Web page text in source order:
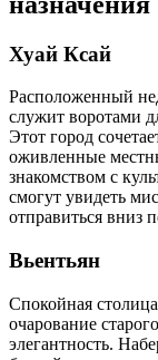
Хуай Ксай
Расположенный
служит воротами
Этот город
оживленные
знакомством с
смогут увидеть
отправиться вниз
Вьентьян
Спокойная
очарование
элегантность.